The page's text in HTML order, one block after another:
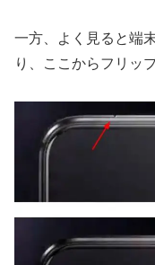
一方、よく見ると端
り、ここからフリッ